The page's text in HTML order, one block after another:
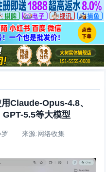
Claude-Opus-4.8、
5.5等大模型
来源:网络收集